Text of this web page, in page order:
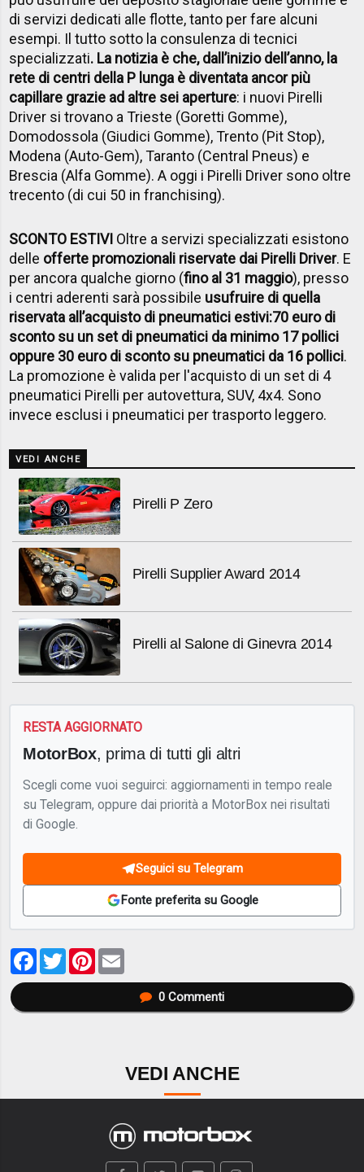
di servizi dedicati alle flotte, tanto per fare alcuni
esempi. Il tutto sotto la consulenza di tecnici
specializzati. La notizia è che, dall’inizio dell’anno, la
rete di centri della P lunga è diventata ancor più
capillare grazie ad altre sei aperture: i nuovi Pirelli
Driver si trovano a Trieste (Goretti Gomme),
Domodossola (Giudici Gomme), Trento (Pit Stop),
Modena (Auto-Gem), Taranto (Central Pneus) e
Brescia (Alfa Gomme). A oggi i Pirelli Driver sono oltre
trecento (di cui 50 in franchising).
SCONTO ESTIVI Oltre a servizi specializzati esistono
delle offerte promozionali riservate dai Pirelli Driver. E
per ancora qualche giorno (fino al 31 maggio), presso
i centri aderenti sarà possibile usufruire di quella
riservata all’acquisto di pneumatici estivi:70 euro di
sconto su un set di pneumatici da minimo 17 pollici
oppure 30 euro di sconto su pneumatici da 16 pollici.
La promozione è valida per l'acquisto di un set di 4
pneumatici Pirelli per autovettura, SUV, 4x4. Sono
invece esclusi i pneumatici per trasporto leggero.
VEDI ANCHE
Pirelli P Zero
Pirelli Supplier Award 2014
Pirelli al Salone di Ginevra 2014
RESTA AGGIORNATO
MotorBox, prima di tutti gli altri
Scegli come vuoi seguirci: aggiornamenti in tempo reale
su Telegram, oppure dai priorità a MotorBox nei risultati
di Google.
Seguici su Telegram
Fonte preferita su Google
Facebook
TwitterPinterest
0Commenti
VEDI ANCHE